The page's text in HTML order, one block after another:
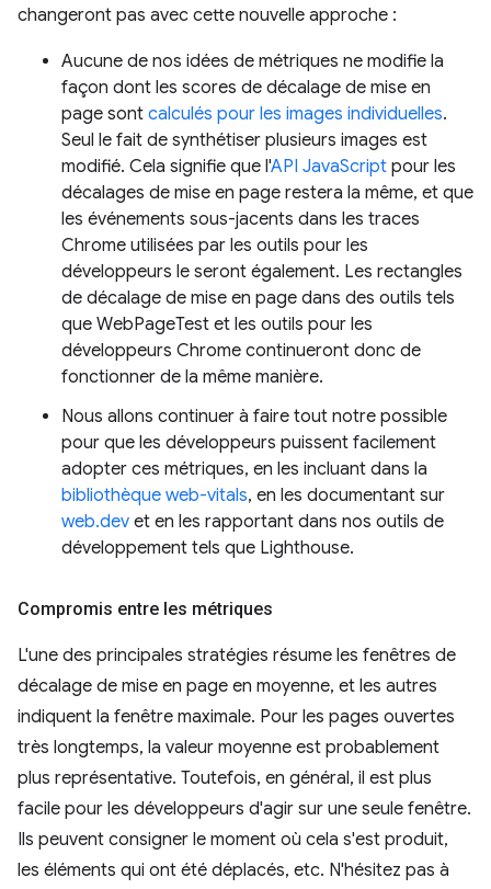
changeront pas avec cette nouvelle approche :
Aucune de nos idées de métriques ne modifie la
façon dont les scores de décalage de mise en
page sont calculés pour les images individuelles.
Seul le fait de synthétiser plusieurs images est
modifié. Cela signifie que l'API JavaScript pour les
décalages de mise en page restera la même, et que
les événements sous-jacents dans les traces
Chrome utilisées par les outils pour les
développeurs le seront également. Les rectangles
de décalage de mise en page dans des outils tels
que WebPageTest et les outils pour les
développeurs Chrome continueront donc de
fonctionner de la même manière.
Nous allons continuer à faire tout notre possible
pour que les développeurs puissent facilement
adopter ces métriques, en les incluant dans la
bibliothèque web-vitals, en les documentant sur
web.dev et en les rapportant dans nos outils de
développement tels que Lighthouse.
Compromis entre les métriques
L'une des principales stratégies résume les fenêtres de
décalage de mise en page en moyenne, et les autres
indiquent la fenêtre maximale. Pour les pages ouvertes
très longtemps, la valeur moyenne est probablement
plus représentative. Toutefois, en général, il est plus
facile pour les développeurs d'agir sur une seule fenêtre.
Ils peuvent consigner le moment où cela s'est produit,
les éléments qui ont été déplacés, etc. N'hésitez pas à